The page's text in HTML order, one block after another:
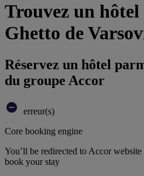
Trouvez un hôtel
Ghetto de
Réservez un hôtel
du groupe Accor
erreur(s)
Core booking engine
You’ll be redirected to Accor
book your stay